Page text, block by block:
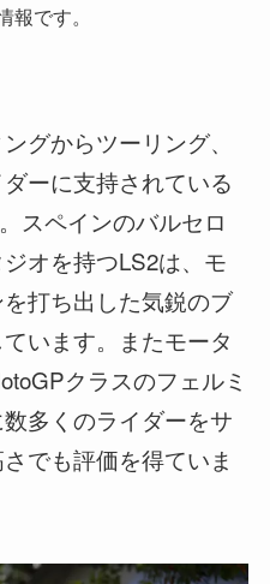
です。
グからツーリング、
ーに支持されている
スペインのバルセロ
オを持つLS2は、モ
打ち出した気鋭のブ
います。またモータ
クラスのフェルミ
多くのライダーをサ
でも評価を得ていま